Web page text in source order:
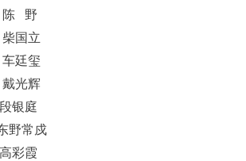
陈
野
柴国立
车廷玺
戴光辉
段银庭
野常戍
高彩霞